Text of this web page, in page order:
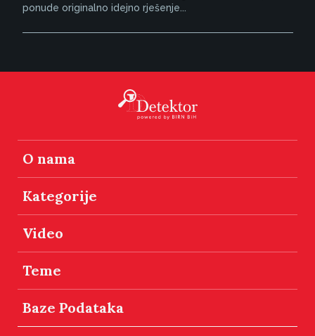
ponude originalno idejno rješenje...
O nama
Kategorije
Video
Teme
Baze Podataka